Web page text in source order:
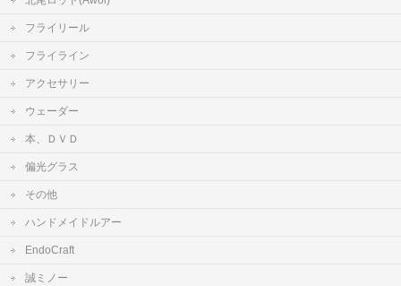
フライリール
フライライン
アクセサリー
ウェーダー
本、ＤＶＤ
偏光グラス
その他
ハンドメイドルアー
EndoCraft
誠ミノー